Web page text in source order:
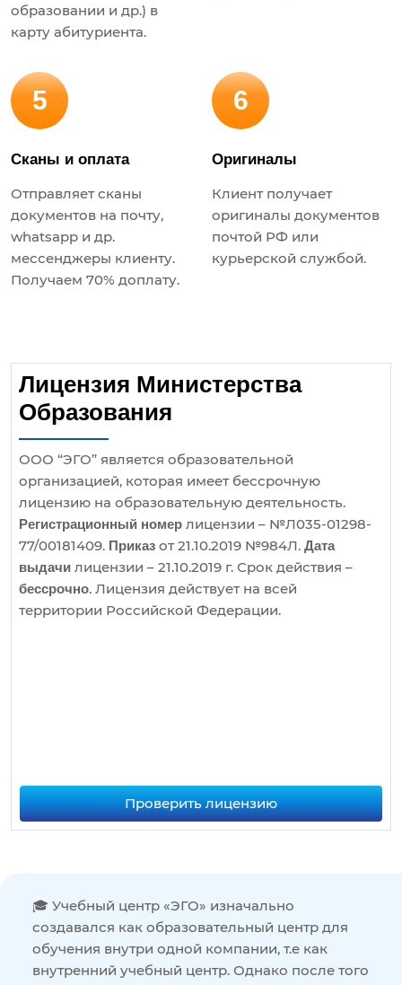
образовании и др.) в
карту абитуриента.
5
Сканы и оплата
Отправляет сканы
документов на почту,
whatsapp и др.
мессенджеры клиенту.
Получаем 70% доплату.
6
Оригиналы
Клиент получает
оригиналы документов
почтой РФ или
курьерской службой.
Лицензия Министерства
Образования
ООО “ЭГО” является образовательной
организацией, которая имеет бессрочную
лицензию на образовательную деятельность.
Регистрационный номер лицензии – №Л035-01298-
77/00181409. Приказ от 21.10.2019 №984Л. Дата
выдачи лицензии – 21.10.2019 г. Срок действия –
бессрочно. Лицензия действует на всей
территории Российской Федерации.
Проверить лицензию
🎓 Учебный центр «ЭГО» изначально
создавался как образовательный центр для
обучения внутри одной компании, т.е как
внутренний учебный центр. Однако после того